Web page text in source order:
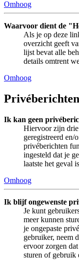
Omhoog
Waarvoor dient de
Als je op deze
overzicht geeft
lijst bevat alle
details omtrent
Omhoog
Privéberichten
Ik kan geen
Hiervoor zijn
geregistreerd en/
privéberichten
ingesteld dat je
laatste het geval
Omhoog
Ik blijf ongewenste
Je kunt
meer kunnen
je ongepaste
gebruiker, neem
ervoor zorgen
sturen of gebruik